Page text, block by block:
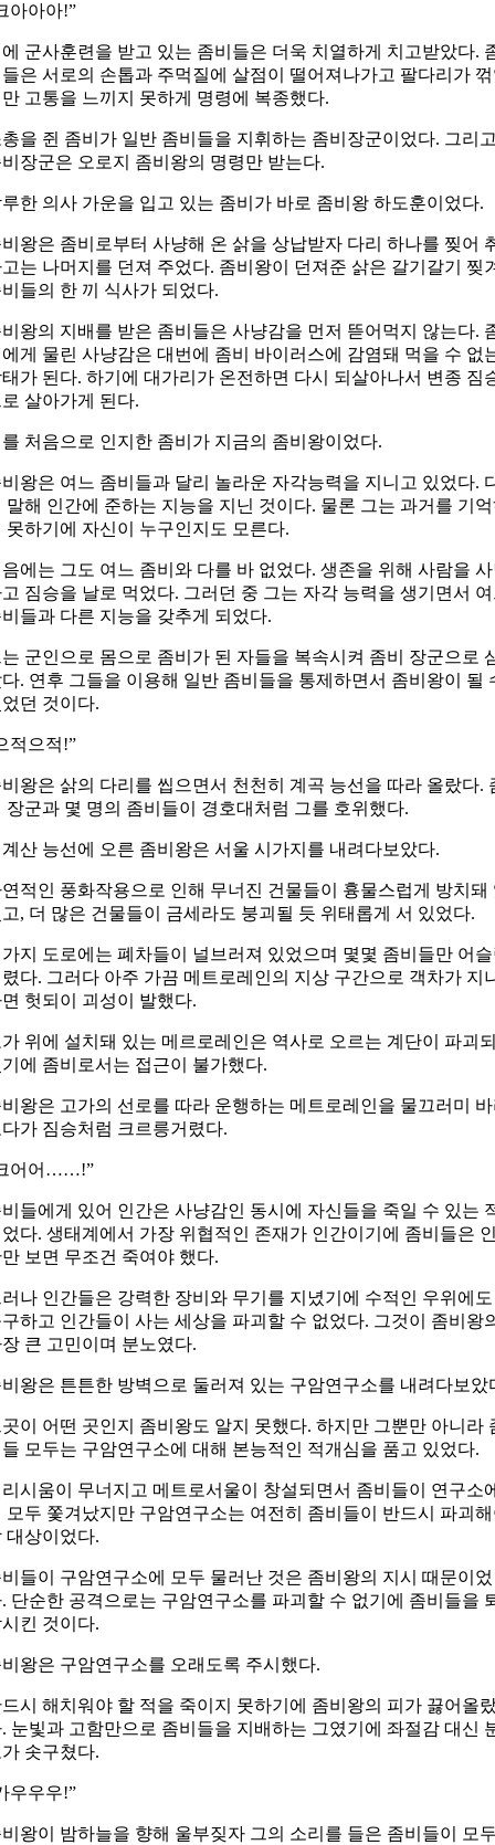
아아아!”
군사훈련을 받고 있는 좀비들은 더욱 치열하게 치고받았다.
은 서로의 손톱과 주먹질에 살점이 떨어져나가고 팔다리가
고통을 느끼지 못하게 명령에 복종했다.
을 쥔 좀비가 일반 좀비들을 지휘하는 좀비장군이었다. 그리
장군은 오로지 좀비왕의 명령만 받는다.
한 의사 가운을 입고 있는 좀비가 바로 좀비왕 하도훈이었다.
왕은 좀비로부터 사냥해 온 삵을 상납받자 다리 하나를 찢어
는 나머지를 던져 주었다. 좀비왕이 던져준 삵은 갈기갈기 찢
들의 한 끼 식사가 되었다.
왕의 지배를 받은 좀비들은 사냥감을 먼저 뜯어먹지 않는다.
게 물린 사냥감은 대번에 좀비 바이러스에 감염돼 먹을 수 없
가 된다. 하기에 대가리가 온전하면 다시 되살아나서 변종 짐
살아가게 된다.
처음으로 인지한 좀비가 지금의 좀비왕이었다.
왕은 여느 좀비들과 달리 놀라운 자각능력을 지니고 있었다.
말해 인간에 준하는 지능을 지닌 것이다. 물론 그는 과거를 기
못하기에 자신이 누구인지도 모른다.
에는 그도 여느 좀비와 다를 바 없었다. 생존을 위해 사람을
짐승을 날로 먹었다. 그러던 중 그는 자각 능력을 생기면서
들과 다른 지능을 갖추게 되었다.
군인으로 몸으로 좀비가 된 자들을 복속시켜 좀비 장군으로
. 연후 그들을 이용해 일반 좀비들을 통제하면서 좀비왕이 될
던 것이다.
적으적!”
왕은 삵의 다리를 씹으면서 천천히 계곡 능선을 따라 올랐다.
장군과 몇 명의 좀비들이 경호대처럼 그를 호위했다.
산 능선에 오른 좀비왕은 서울 시가지를 내려다보았다.
적인 풍화작용으로 인해 무너진 건물들이 흉물스럽게 방치돼
, 더 많은 건물들이 금세라도 붕괴될 듯 위태롭게 서 있었다.
지 도로에는 폐차들이 널브러져 있었으며 몇몇 좀비들만 어
다. 그러다 아주 가끔 메트로레인의 지상 구간으로 객차가 지
헛되이 괴성이 발했다.
위에 설치돼 있는 메르로레인은 역사로 오르는 계단이 파괴
에 좀비로서는 접근이 불가했다.
왕은 고가의 선로를 따라 운행하는 메트로레인을 물끄러미
가 짐승처럼 크르릉거렸다.
어어……!”
들에게 있어 인간은 사냥감인 동시에 자신들을 죽일 수 있는
다. 생태계에서 가장 위협적인 존재가 인간이기에 좀비들은
보면 무조건 죽여야 했다.
나 인간들은 강력한 장비와 무기를 지녔기에 수적인 우위에도
하고 인간들이 사는 세상을 파괴할 수 없었다. 그것이 좀비왕
큰 고민이며 분노였다.
왕은 튼튼한 방벽으로 둘러져 있는 구암연구소를 내려다보았
이 어떤 곳인지 좀비왕도 알지 못했다. 하지만 그뿐만 아니라
모두는 구암연구소에 대해 본능적인 적개심을 품고 있었다.
시움이 무너지고 메트로서울이 창설되면서 좀비들이 연구소
모두 쫓겨났지만 구암연구소는 여전히 좀비들이 반드시 파괴
대상이었다.
들이 구암연구소에 모두 물러난 것은 좀비왕의 지시 때문이었
단순한 공격으로는 구암연구소를 파괴할 수 없기에 좀비들을
킨 것이다.
왕은 구암연구소를 오래도록 주시했다.
시 해치워야 할 적을 죽이지 못하기에 좀비왕의 피가 끓어올
눈빛과 고함만으로 좀비들을 지배하는 그였기에 좌절감 대신
솟구쳤다.
우우우!”
왕이 밤하늘을 향해 울부짖자 그의 소리를 들은 좀비들이 모